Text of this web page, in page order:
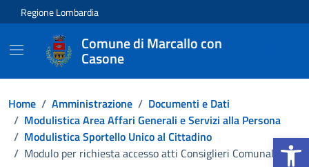
Apri la
Vai ai contenuti
Vai al footer
Regione Lombardia
Comune di Marcallo con
Casone
Home / Amministrazione / Documenti e Dati
/ Modulistica Area Affari Generali e Servizi alla Persona
/ Modulistica Sportello Unico al Cittadino
/ Modulo per richiesta accesso atti Consiglieri Comunali